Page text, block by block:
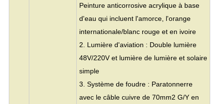
Peinture anticorrosive acrylique à base
d'eau qui incluent l'amorce, l'orange
internationale/blanc rouge et en ivoire
2. Lumière d'aviation : Double lumière
48V/220V et lumière de lumière et solaire
simple
3. Système de foudre : Paratonnerre
avec le câble cuivre de 70mm2 G/Y en